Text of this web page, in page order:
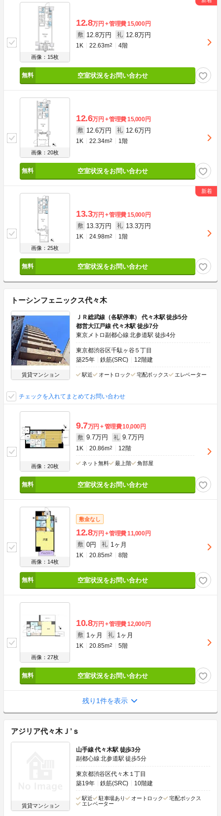
画像：15枚
12.8万円 管理費15,000円
敷 12.8万円 礼 12.8万円
1K 22.63m2 4階
空室状況をお問い合わせ
画像：20枚
12.6万円 管理費15,000円
敷 12.6万円 礼 12.6万円
1K 22.34m2 1階
空室状況をお問い合わせ
画像：25枚
13.3万円 管理費15,000円
敷 13.3万円 礼 13.3万円
1K 24.98m2 1階
空室状況をお問い合わせ
トーシンフェニックス代々木
賃貸マンション
ＪＲ総武線（各駅停車） 代々木駅 徒歩5分
都営大江戸線 代々木駅 徒歩7分
東京メトロ副都心線 北参道駅 徒歩4分
東京都渋谷区千駄ヶ谷５丁目
築25年
鉄筋(SRC) 12階建
駅近 オートロック 宅配ボックス エレベーター
チェックを入れてまとめてお問い合わせ
画像：20枚
9.7万円 管理費10,000円
敷 9.7万円 礼 9.7万円
1K 20.86m2 12階
ネット無料 最上階 角部屋
空室状況をお問い合わせ
画像：14枚
敷金なし
12.8万円 管理費11,000円
敷 0円 礼 1ヶ月
1K 20.85m2 8階
空室状況をお問い合わせ
画像：27枚
10.8万円 管理費12,000円
敷 1ヶ月 礼 1ヶ月
1K 20.85m2 5階
空室状況をお問い合わせ
残り1件を表示
アジリア代々木Ｊ’ｓ
賃貸マンション
山手線 代々木駅 徒歩3分
副都心線 北参道駅 徒歩5分
東京都渋谷区代々木１丁目
築19年
鉄筋(SRC) 10階建
駅近 駐車場あり オートロック
宅配ボックス
エレベーター